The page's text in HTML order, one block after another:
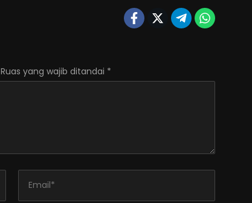
Ruas yang wajib ditandai *